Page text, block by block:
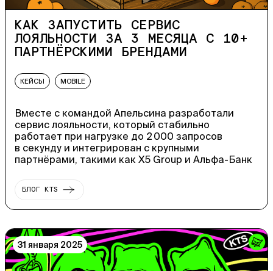
КАК ЗАПУСТИТЬ СЕРВИС
ЛОЯЛЬНОСТИ ЗА 3 МЕСЯЦА С 10+
ПАРТНЁРСКИМИ БРЕНДАМИ
КЕЙСЫ MOBILE
Вместе с командой Апельсина разработали
сервис лояльности, который стабильно
работает при нагрузке до 2 000 запросов
в секунду и интегрирован с крупными
партнёрами, такими как X5 Group и Альфа-Банк
БЛОГ KTS
31 января 2025